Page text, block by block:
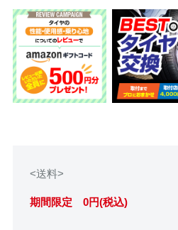
<送料>
期間限定 0円(税込)